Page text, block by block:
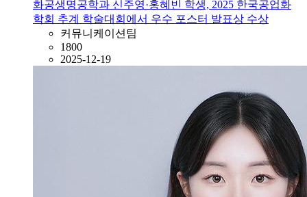
화공생명공학과 신주영·홍혜빈 학생, 2025 한국공업화
학회 추계 학술대회에서 우수 포스터 발표상 수상
커뮤니케이션팀
1800
2025-12-19